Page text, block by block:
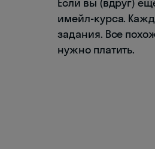
Если вы (вдруг)
имейл-курса.
задания. Все
нужно платить.